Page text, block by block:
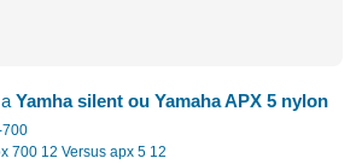
aYamha silent ou Yamaha APX 5 nylon
700
700 12 Versus apx 5 12